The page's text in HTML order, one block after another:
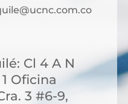
Cl 4 A N
Oficina
3 #6-9,